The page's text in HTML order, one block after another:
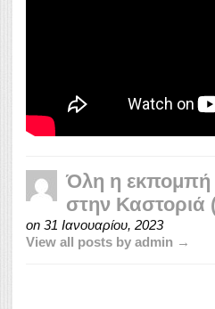
Όλη η εκπομπή
στην Καστοριά
on 31 Ιανουαρίου, 2023
View all posts by admin →